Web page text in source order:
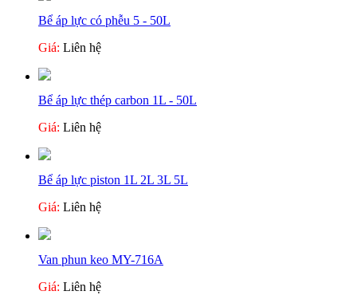
Bể áp lực có phễu 5 - 50L
Giá: Liên hệ
Bể áp lực thép carbon 1L - 50L
Giá: Liên hệ
Bể áp lực piston 1L 2L 3L 5L
Giá: Liên hệ
Van phun keo MY-716A
Giá: Liên hệ